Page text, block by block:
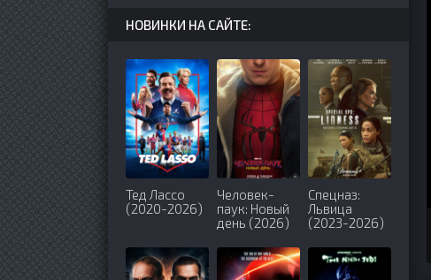
НОВИНКИ НА САЙТЕ:
Тед Лассо
(2020-2026)
Человек-
паук: Новый
день (2026)
Спецназ:
Львица
(2023-2026)